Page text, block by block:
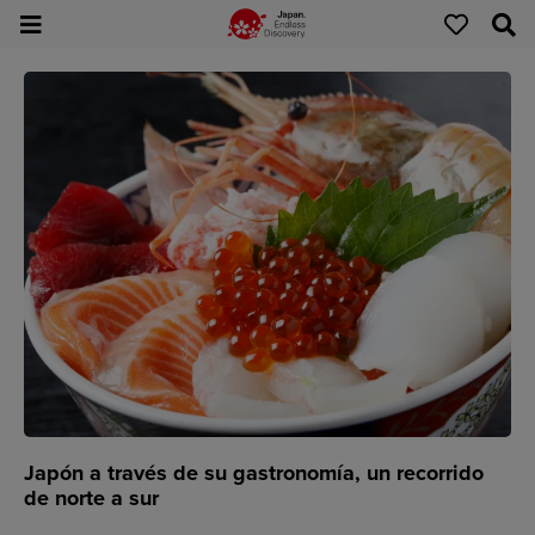
Japón a través de su gastronomía, un recorrido
de norte a sur